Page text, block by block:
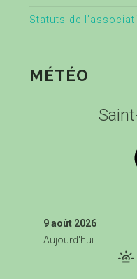
Statuts de
MÉTÉO
9 août 2026
Aujourd'hui